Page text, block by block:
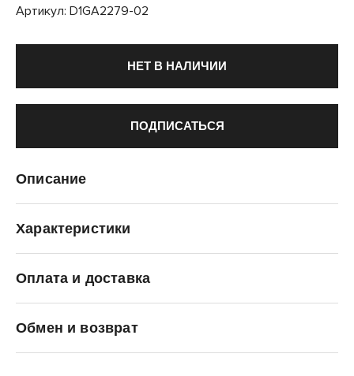
Артикул: D1GA2279-02
НЕТ В НАЛИЧИИ
ПОДПИСАТЬСЯ
Описание
Характеристики
Оплата и доставка
Обмен и возврат